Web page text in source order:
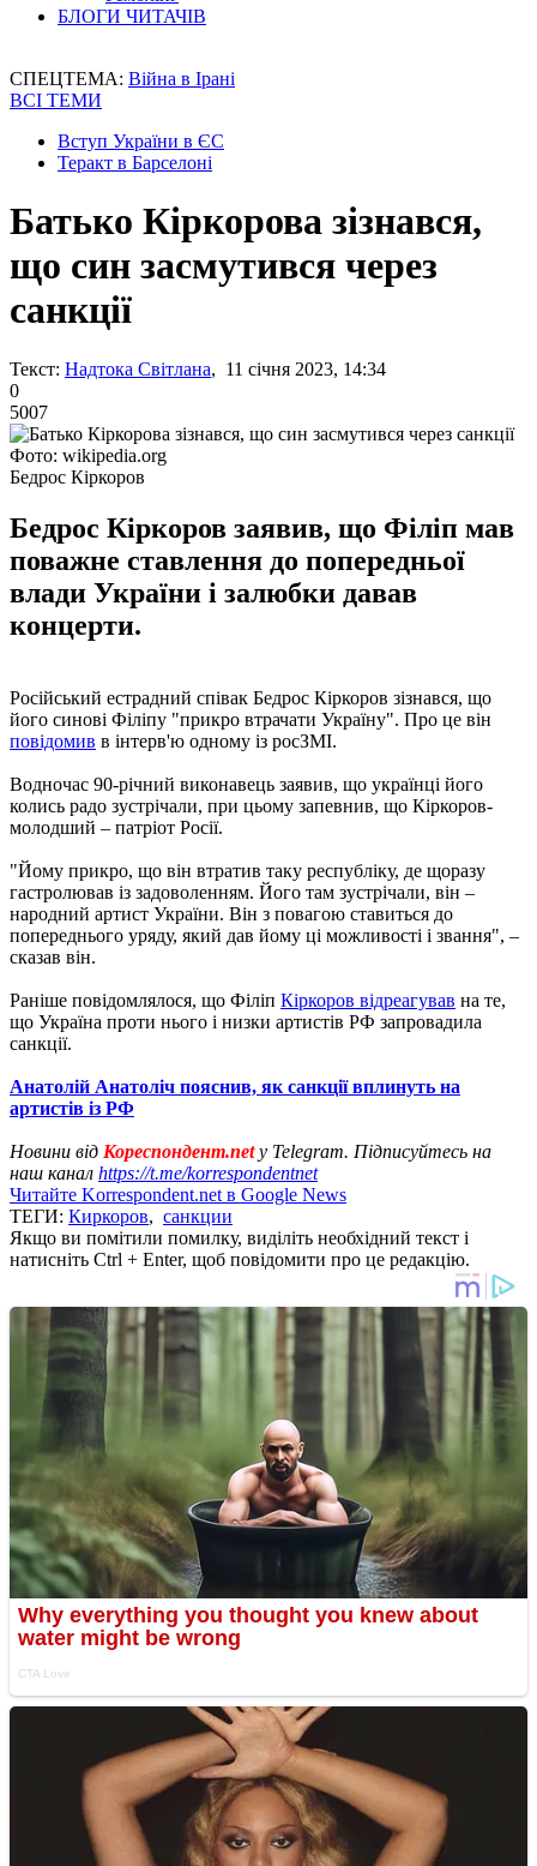
БЛОГИ ЧИТАЧІВ
СПЕЦТЕМА: Війна в Ірані
ВСІ ТЕМИ
Вступ України в ЄС
Теракт в Барселоні
Батько Кіркорова зізнався,
що син засмутився через
санкції
Текст: Надтока Світлана, 11 січня 2023, 14:34
0
5007
Фото: wikipedia.org
Бедрос Кіркоров
Бедрос Кіркоров заявив, що Філіп мав
поважне ставлення до попередньої
влади України і залюбки давав
концерти.
Російський естрадний співак Бедрос Кіркоров зізнався, що
його синові Філіпу "прикро втрачати Україну". Про це він
повідомив в інтерв'ю одному із росЗМІ.
Водночас 90-річний виконавець заявив, що українці його
колись радо зустрічали, при цьому запевнив, що Кіркоров-
молодший – патріот Росії.
"Йому прикро, що він втратив таку республіку, де щоразу
гастролював із задоволенням. Його там зустрічали, він –
народний артист України. Він з повагою ставиться до
попереднього уряду, який дав йому ці можливості і звання", –
сказав він.
Раніше повідомлялося, що Філіп Кіркоров відреагував на те,
що Україна проти нього і низки артистів РФ запровадила
санкції.
Анатолій Анатоліч пояснив, як санкції вплинуть на
артистів із РФ
Новини від Кореспондент.netу Telegram. Підписуйтесь на
наш канал https://t.me/korrespondentnet
Читайте Korrespondent.net в Google News
ТЕГИ: Киркоров, санкции
Якщо ви помітили помилку, виділіть необхідний текст і
натисніть Ctrl + Enter, щоб повідомити про це редакцію.